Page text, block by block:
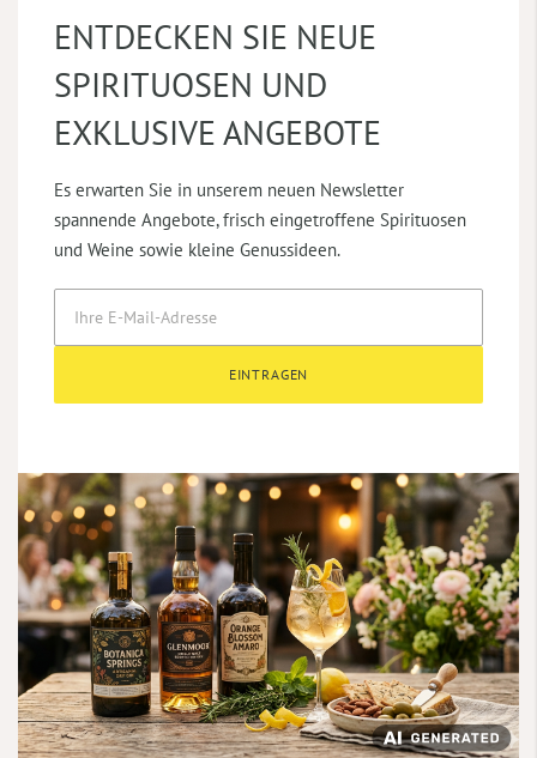
ENTDECKEN SIE NEUE
SPIRITUOSEN UND
EXKLUSIVE ANGEBOTE
Es erwarten Sie in unserem neuen Newsletter
spannende Angebote, frisch eingetroffene Spirituosen
und Weine sowie kleine Genussideen.
EINTRAGEN